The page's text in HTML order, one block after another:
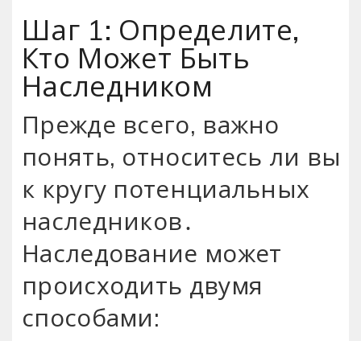
Шаг 1: Определите,
Кто Может Быть
Наследником
Прежде всего, важно
понять, относитесь ли вы
к кругу потенциальных
наследников․
Наследование может
происходить двумя
способами: